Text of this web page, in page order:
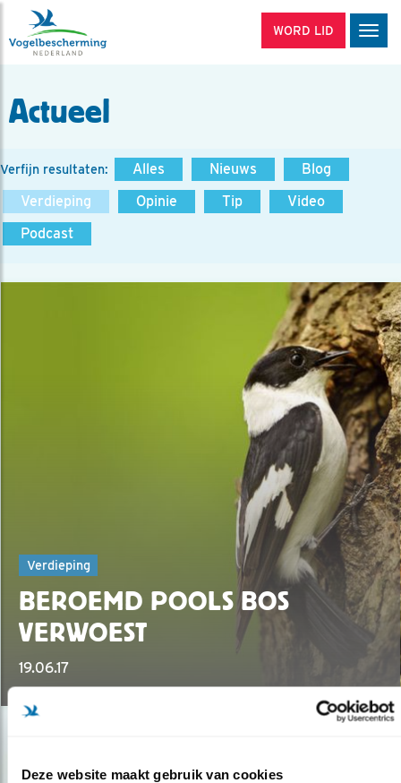
Deze website maakt gebruik van cookies
WORD LID
Actueel
Verfijn resultaten: Alles Nieuws
Blog
Verdieping
Opinie Tip
Video
Podcast
Verdieping
BEROEMD POOLS BOS
VERWOEST
19.06.17